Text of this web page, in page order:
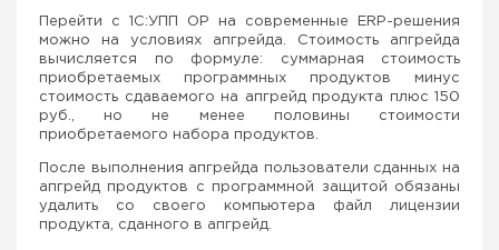
Перейти с 1С:УПП ОР на современные ERP-решения
можно на условиях апгрейда. Стоимость апгрейда
вычисляется по формуле: суммарная стоимость
приобретаемых программных продуктов минус
стоимость сдаваемого на апгрейд продукта плюс 150
руб., но не менее половины стоимости
приобретаемого набора продуктов.
После выполнения апгрейда пользователи сданных на
апгрейд продуктов с программной защитой обязаны
удалить со своего компьютера файл лицензии
продукта, сданного в апгрейд.